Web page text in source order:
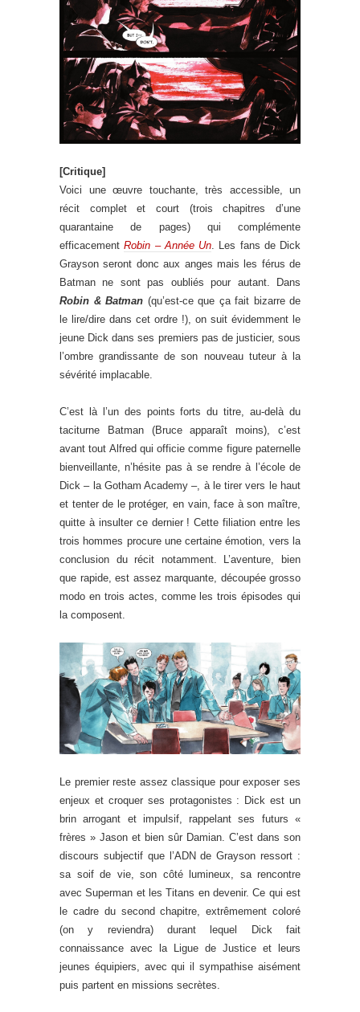
[Critique]
Voici une œuvre touchante, très accessible, un
récit complet et court (trois chapitres d’une
quarantaine de pages) qui complémente
efficacementRobin – Année Un. Les fans de Dick
Grayson seront donc aux anges mais les férus de
Batman ne sont pas oubliés pour autant. Dans
Robin & Batman (qu’est-ce que ça fait bizarre de
le lire/dire dans cet ordre !), on suit évidemment le
jeune Dick dans ses premiers pas de justicier, sous
l’ombre grandissante de son nouveau tuteur à la
sévérité implacable.
C’est là l’un des points forts du titre, au-delà du
taciturne Batman (Bruce apparaît moins), c’est
avant tout Alfred qui officie comme figure paternelle
bienveillante, n’hésite pas à se rendre à l’école de
Dick – la Gotham Academy –, à le tirer vers le haut
et tenter de le protéger, en vain, face à son maître,
quitte à insulter ce dernier ! Cette filiation entre les
trois hommes procure une certaine émotion, vers la
conclusion du récit notamment. L’aventure, bien
que rapide, est assez marquante, découpée grosso
modo en trois actes, comme les trois épisodes qui
la composent.
Le premier reste assez classique pour exposer ses
enjeux et croquer ses protagonistes : Dick est un
brin arrogant et impulsif, rappelant ses futurs «
frères » Jason et bien sûr Damian. C’est dans son
discours subjectif que l’ADN de Grayson ressort :
sa soif de vie, son côté lumineux, sa rencontre
avec Superman et les Titans en devenir. Ce qui est
le cadre du second chapitre, extrêmement coloré
(on y reviendra) durant lequel Dick fait
connaissance avec la Ligue de Justice et leurs
jeunes équipiers, avec qui il sympathise aisément
puis partent en missions secrètes.